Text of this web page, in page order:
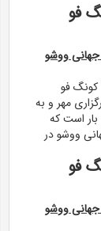
فو
ووشو
فو
مهر و به
است که
ووشو در
فو
ووشو